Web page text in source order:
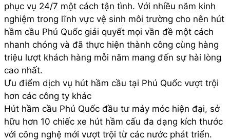
phục vụ 24/7 một cách tận tình. Với nhiều năm kinh
nghiệm trong lĩnh vực vệ sinh môi trường cho nên hút
hầm cầu Phú Quốc giải quyết mọi vần đề một cách
nhanh chóng và đã thực hiện thành công cùng hàng
triệu lượt khách hàng mỗi năm mang đến sự hài lòng
cao nhất.
Ưu điểm dịch vụ hút hầm cầu tại Phú Quốc vượt trội
hơn các công ty khác
Hút hầm cầu Phú Quốc đầu tư máy móc hiện đại, sở
hữu hơn 10 chiếc xe hút hầm cấu đa dạng kích thước
với công nghệ mới vượt trội từ các nước phát triển.